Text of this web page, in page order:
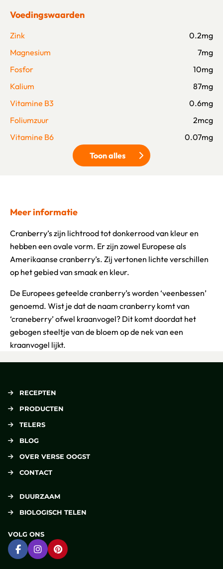
Voedingswaarden
Zink
0.2mg
Magnesium
7mg
Fosfor
10mg
Kalium
87mg
Vitamine B3
0.6mg
Foliumzuur
2mcg
Vitamine B6
0.07mg
Toon alles
Klik om meer
Meer informatie
Cranberry’s zijn lichtrood tot donkerrood van kleur en
hebben een ovale vorm. Er zijn zowel Europese als
Amerikaanse cranberry’s. Zij vertonen lichte verschillen
op het gebied van smaak en kleur.
De Europees geteelde cranberry’s worden ‘veenbessen’
genoemd. Wist je dat de naam cranberry komt van
‘craneberry’ ofwel kraanvogel? Dit komt doordat het
gebogen steeltje van de bloem op de nek van een
kraanvogel lijkt.
RECEPTEN
PRODUCTEN
TELERS
BLOG
OVER VERSE OOGST
CONTACT
DUURZAAM
BIOLOGISCH TELEN
VOLG ONS
Ga naar Facebook
Ga naar Instagram
Ga naar Pinterest